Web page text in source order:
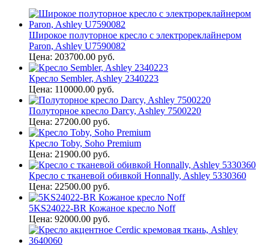
Широкое полуторное кресло с электрореклайнером
Paron, Ashley U7590082
Цена: 203700.00 руб.
Кресло Sembler, Ashley 2340223
Цена: 110000.00 руб.
Полуторное кресло Darcy, Ashley 7500220
Цена: 27200.00 руб.
Кресло Toby, Soho Premium
Цена: 21900.00 руб.
Кресло с тканевой обивкой Honnally, Ashley 5330360
Цена: 22500.00 руб.
5KS24022-BR Кожаное кресло Noff
Цена: 92000.00 руб.